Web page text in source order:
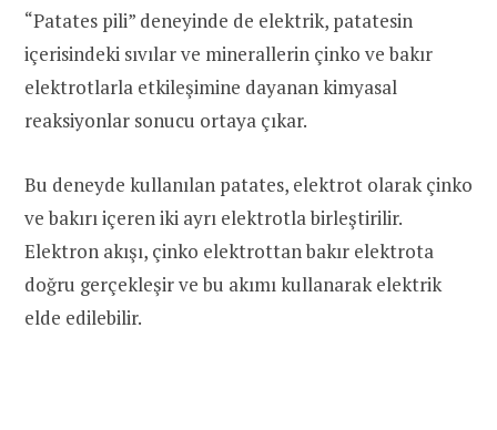
“Patates pili” deneyinde de elektrik, patatesin
içerisindeki sıvılar ve minerallerin çinko ve bakır
elektrotlarla etkileşimine dayanan kimyasal
reaksiyonlar sonucu ortaya çıkar.
Bu deneyde kullanılan patates, elektrot olarak çinko
ve bakırı içeren iki ayrı elektrotla birleştirilir.
Elektron akışı, çinko elektrottan bakır elektrota
doğru gerçekleşir ve bu akımı kullanarak elektrik
elde edilebilir.